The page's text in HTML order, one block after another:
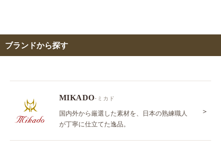
ブランドから探す
MIKADO-ミカド
国内外から厳選した素材を、日本の熟練職人
が丁寧に仕立てた逸品。
＞